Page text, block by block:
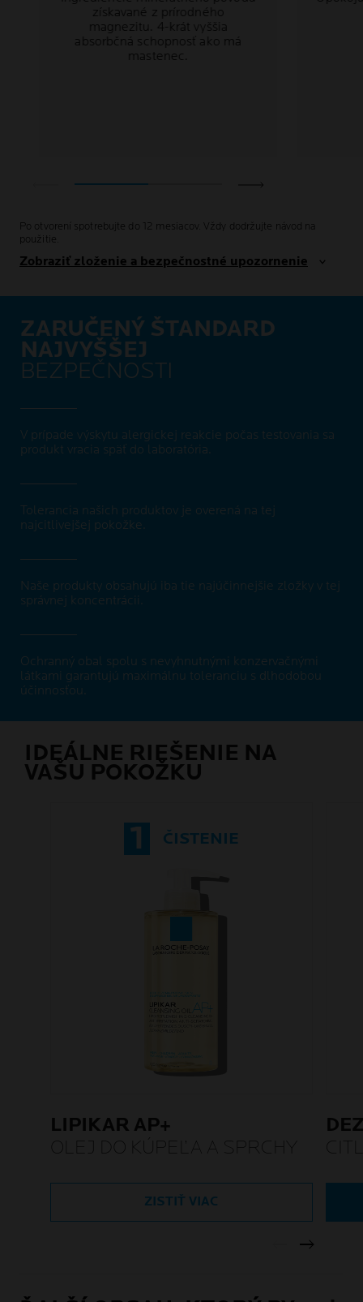
získavané z prírodného
magnezitu. 4-krát vyššia
absorbčná schopnosť ako má
mastenec.
Po otvorení spotrebujte do 12 mesiacov. Vždy dodržujte návod na
použitie.
Zobraziť zloženie a bezpečnostné upozornenie
ZARUČENÝ ŠTANDARD
NAJVYŠŠEJ
BEZPEČNOSTI
V prípade výskytu alergickej reakcie počas testovania sa
produkt vracia späť do laboratória.
Tolerancia našich produktov je overená na tej
najcitlivejšej pokožke.
Naše produkty obsahujú iba tie najúčinnejšie zložky v tej
správnej koncentrácii.
Ochranný obal spolu s nevyhnutnými konzervačnými
látkami garantujú maximálnu toleranciu s dlhodobou
účinnosťou.
IDEÁLNE RIEŠENIE NA
VAŠU POKOŽKU
1 ČISTENIE
LIPIKAR AP+
OLEJ DO KÚPEĽA A SPRCHY
ZISTIŤ VIAC